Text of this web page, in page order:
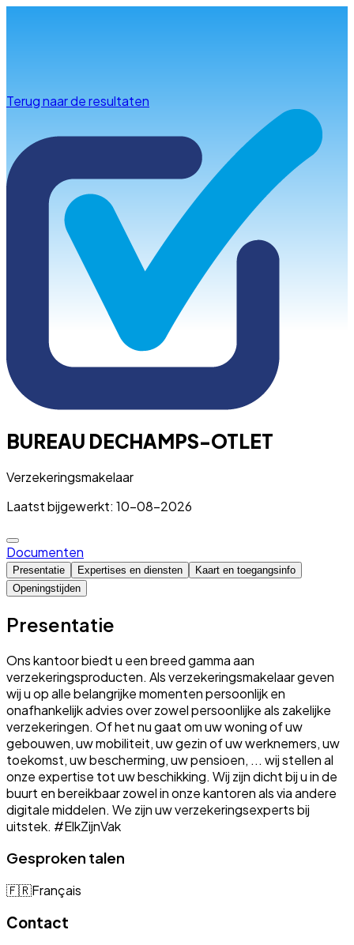
Terug naar de resultaten
BUREAU DECHAMPS-OTLET
Verzekeringsmakelaar
Laatst bijgewerkt: 10-08-2026
Documenten
Presentatie Expertises en diensten
Kaart en toegangsinfo
Openingstijden
Presentatie
Ons kantoor biedt u een breed gamma aan
verzekeringsproducten. Als verzekeringsmakelaar geven
wij u op alle belangrijke momenten persoonlijk en
onafhankelijk advies over zowel persoonlijke als zakelijke
verzekeringen. Of het nu gaat om uw woning of uw
gebouwen, uw mobiliteit, uw gezin of uw werknemers, uw
toekomst, uw bescherming, uw pensioen, ... wij stellen al
onze expertise tot uw beschikking. Wij zijn dicht bij u in de
buurt en bereikbaar zowel in onze kantoren als via andere
digitale middelen. We zijn uw verzekeringsexperts bij
uitstek. #ElkZijnVak
Gesproken talen
🇫🇷Français
Contact